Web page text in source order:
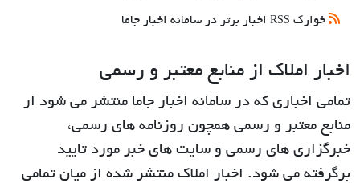
خوارک RSS اخبار برتر در سامانه اخبار جاما
اخبار املاک از منابع معتبر و رسمی
تمامی اخباری که در سامانه اخبار جاما منتشر می شود ار
منابع معتبر و رسمی همچون روزنامه های رسمی،
خبرگزاری های رسمی و سایت های خبر مورد تایید
برگرفته می شود. اخبار املاک منتشر شده از میان تمامی